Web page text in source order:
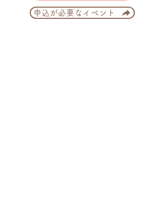
申込が必要なイベント